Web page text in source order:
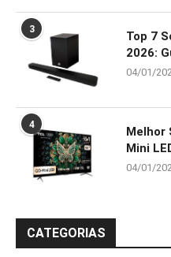
3
Top 7
2026:
04/01/
4
Melhor
Mini
04/01/
CATEGORIAS